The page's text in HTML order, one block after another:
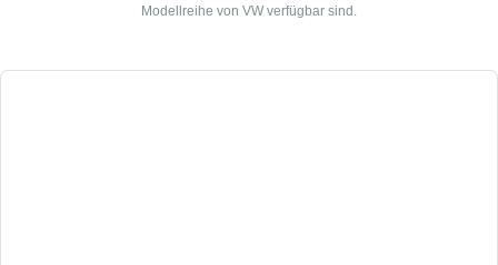
Modellreihe von VW verfügbar sind.